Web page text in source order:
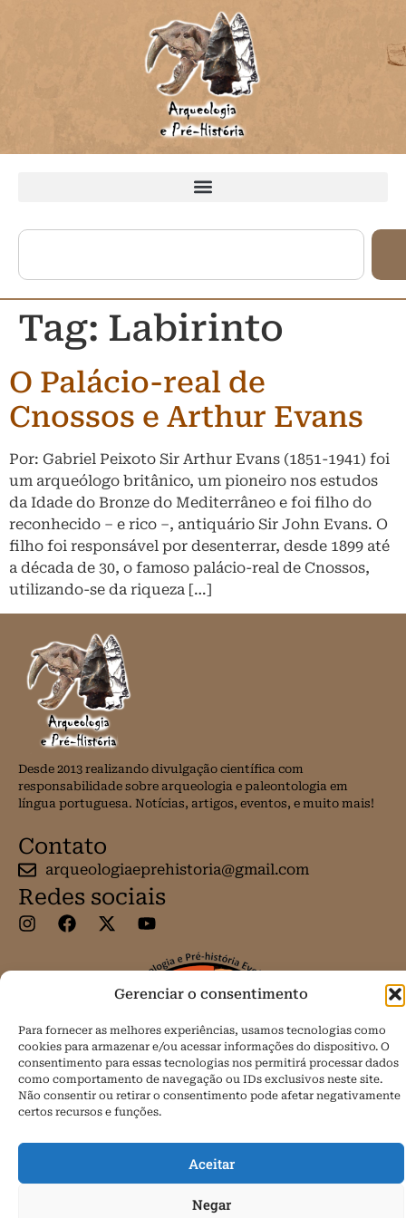
Gerenciar o consentimento
Para fornecer as melhores experiências, usamos tecnologias como
cookies para armazenar e/ou acessar informações do dispositivo. O
consentimento para essas tecnologias nos permitirá processar dados
como comportamento de navegação ou IDs exclusivos neste site.
Não consentir ou retirar o consentimento pode afetar negativamente
certos recursos e funções.
Aceitar
Negar
Tag: Labirinto
O Palácio-real de
Cnossos e Arthur Evans
Por: Gabriel Peixoto Sir Arthur Evans (1851-1941) foi
um arqueólogo britânico, um pioneiro nos estudos
da Idade do Bronze do Mediterrâneo e foi filho do
reconhecido – e rico –, antiquário Sir John Evans. O
filho foi responsável por desenterrar, desde 1899 até
a década de 30, o famoso palácio-real de Cnossos,
utilizando-se da riqueza […]
Desde 2013 realizando divulgação científica com
responsabilidade sobre arqueologia e paleontologia em
língua portuguesa. Notícias, artigos, eventos, e muito mais!
Contato
arqueologiaeprehistoria@gmail.com
Redes sociais